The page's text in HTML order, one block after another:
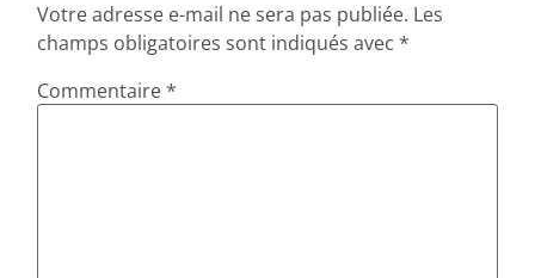
Votre adresse e-mail ne sera pas publiée. Les
champs obligatoires sont indiqués avec*
Commentaire*